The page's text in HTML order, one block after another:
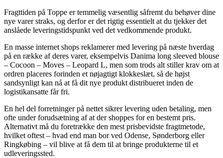
Fragttiden på Toppe er temmelig væsentlig såfremt du behøver dine
nye varer straks, og derfor er det rigtig essentielt at du tjekker det
anslåede leveringstidspunkt ved det vedkommende produkt.
En masse internet shops reklamerer med levering på næste hverdag
på en række af deres varer, eksempelvis Danima long sleeved blouse
– Cocoon – Moves – Leopard L, men som trods alt stiller krav om at
ordren placeres forinden et nøjagtigt klokkeslæt, så de højst
sandsynligt kan nå at få dit nye produkt distribueret inden de
logistikansatte får fri.
En hel del forretninger på nettet sikrer levering uden betaling, men
ofte under forudsætning af at der shoppes for en bestemt pris.
Alternativt må du foretrække den mest prisbevidste fragtmetode,
hvilket oftest – hvad end man bor ved Odense, Sønderborg eller
Ringkøbing – vil blive at få dem til at bringe produkterne til et
udleveringssted.